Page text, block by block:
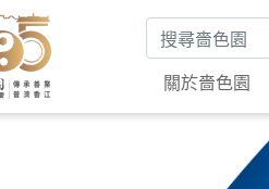
搜尋關鍵字
關於嗇色園